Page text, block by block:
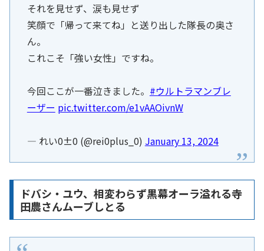
それを見せず、涙も見せず
笑顔で「帰って来てね」と送り出した隊長の奥さ
ん。
これこそ「強い女性」ですね。
今回ここが一番泣きました。 #ウルトラマンブレ
ーザー pic.twitter.com/e1vAAOivnW
— れい0±0 (@rei0plus_0) January 13, 2024
ドバシ・ユウ、相変わらず黒幕オーラ溢れる寺
田農さんムーブしとる